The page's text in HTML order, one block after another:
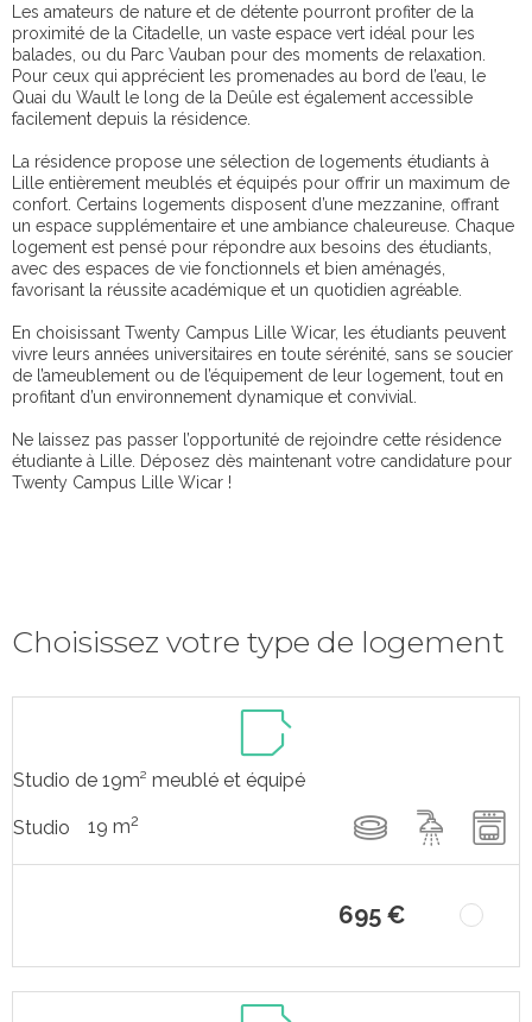
Les amateurs de nature et de détente pourront profiter de la
proximité de la Citadelle, un vaste espace vert idéal pour les
balades, ou du Parc Vauban pour des moments de relaxation.
Pour ceux qui apprécient les promenades au bord de l’eau, le
Quai du Wault le long de la Deûle est également accessible
facilement depuis la résidence.
La résidence propose une sélection de logements étudiants à
Lille entièrement meublés et équipés pour offrir un maximum de
confort. Certains logements disposent d’une mezzanine, offrant
un espace supplémentaire et une ambiance chaleureuse. Chaque
logement est pensé pour répondre aux besoins des étudiants,
avec des espaces de vie fonctionnels et bien aménagés,
favorisant la réussite académique et un quotidien agréable.
En choisissant Twenty Campus Lille Wicar, les étudiants peuvent
vivre leurs années universitaires en toute sérénité, sans se soucier
de l’ameublement ou de l’équipement de leur logement, tout en
profitant d’un environnement dynamique et convivial.
Ne laissez pas passer l’opportunité de rejoindre cette résidence
étudiante à Lille. Déposez dès maintenant votre candidature pour
Twenty Campus Lille Wicar !
Choisissez votre type de logement
Studio de 19m² meublé et équipé
Studio 19 m2
695 €